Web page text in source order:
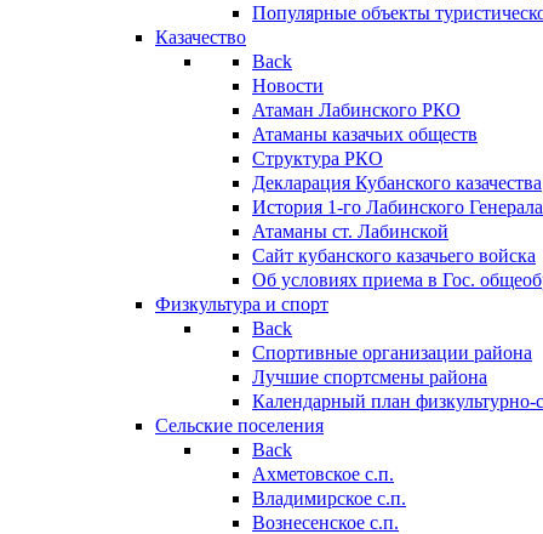
Популярные объекты
Казачество
Back
Новости
Атаман Лабинского РКО
Атаманы казачьих обществ
Структура РКО
Декларация Кубанского казачества
История 1-го Лабинского
Атаманы ст. Лабинской
Cайт кубанского казачьего войска
Об условиях приема в Гос.
Физкультура и спорт
Back
Спортивные организации района
Лучшие спортсмены района
Календарный план
Сельские поселения
Back
Ахметовское с.п.
Владимирское с.п.
Вознесенское с.п.